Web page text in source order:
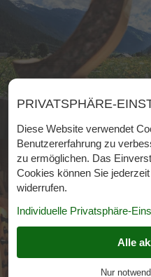
PRIVATSPHÄRE-
Diese Website verwendet
Benutzererfahrung zu
zu ermöglichen. Das
Cookies können Sie
widerrufen.
Individuelle Privatsphäre-
Alle
Nur